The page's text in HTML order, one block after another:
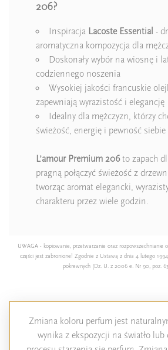
206?
Inspiracja Lacoste Essential -
aromatyczna kompozycja dla
Doskonały wybór na wiosnę i
codziennego noszenia
Wysokiej jakości francuskie
zapewniają wyrazistość i elegancję
Idealny dla mężczyzn, którzy
świeżość, energię i pewność siebie
L’amour Premium 206to zapach
pragną połączyć świeżość z
tworząc aromat elegancki,
charakteru przez wiele godzin.
UWAGA - kopiowanie, przetwarzanie oraz rozpowszechnianie
części jest zabronione! Zgodnie z Ustawą z dnia 4 lutego
pokrewnych (Dz. U. z 2006 e. Nr 90, poz.
Zmiana koloru perfum jest
wynika z ekspozycji na światło lub